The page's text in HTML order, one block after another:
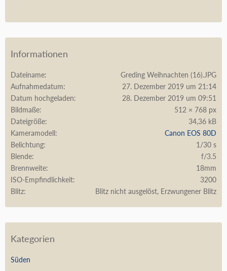
Informationen
Dateiname
Greding Weihnachten (16).JPG
Aufnahmedatum
27. Dezember 2019 um 21:14
Datum hochgeladen
28. Dezember 2019 um 09:51
Bildmaße
512 × 768 px
Dateigröße
34,36 kB
Kameramodell
Canon EOS 80D
Belichtung
1/30 s
Blende
f/3.5
Brennweite
18mm
ISO-Empfindlichkeit
3200
Blitz
Blitz nicht ausgelöst, Erzwungener Blitz
Kategorien
Süden